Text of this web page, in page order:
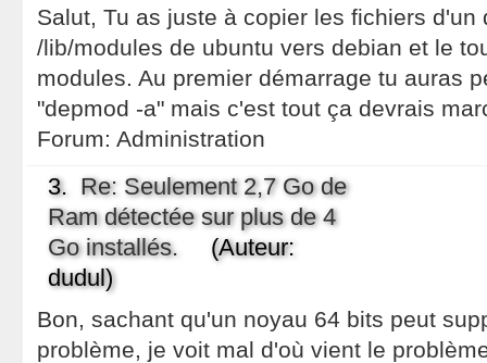
Salut, Tu as juste à copier les fichiers d'un
/lib/modules de ubuntu vers debian et le
modules. Au premier démarrage tu auras
"depmod -a" mais c'est tout ça devrais
Forum: Administration
3. Re: Seulement 2,7 Go de
Ram détectée sur plus de 4
Go installés. (Auteur:
dudul)
Bon, sachant qu'un noyau 64 bits peut
problème, je voit mal d'où vient le